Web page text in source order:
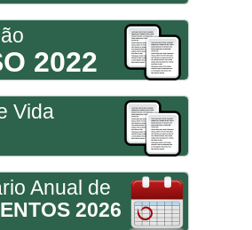
2022
Vida
Anual de
2026